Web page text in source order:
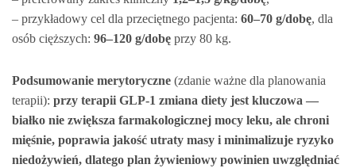
– przykładowy cel dla przeciętnego pacjenta: 60–70 g/dobę, dla
osób cięższych: 96–120 g/dobę przy 80 kg.
Podsumowanie merytoryczne (zdanie ważne dla planowania
terapii): przy terapii GLP‑1 zmiana diety jest kluczowa —
białko nie zwiększa farmakologicznej mocy leku, ale chroni
mięśnie, poprawia jakość utraty masy i minimalizuje ryzyko
niedożywień, dlatego plan żywieniowy powinien uwzględniać